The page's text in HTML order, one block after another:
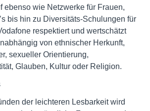
ebenso wie Netzwerke für Frauen,
bis hin zu Diversitäts-Schulungen für
respektiert und wertschätzt
von ethnischer Herkunft,
sexueller Orientierung,
Glauben, Kultur oder Religion.
der leichteren Lesbarkeit wird